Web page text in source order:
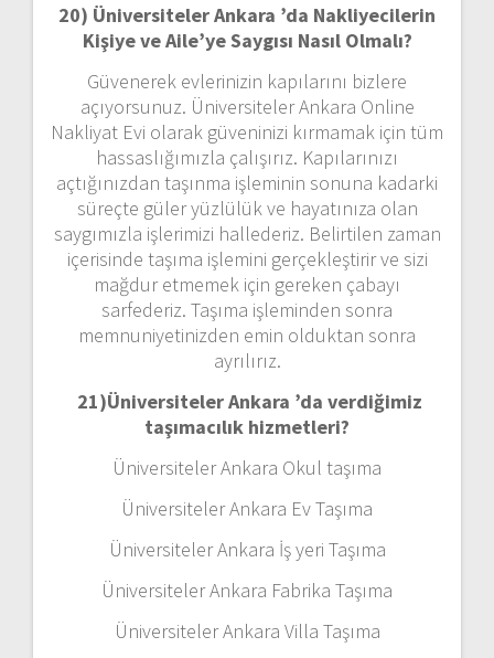
20) Üniversiteler Ankara ’da Nakliyecilerin
Kişiye ve Aile’ye Saygısı Nasıl Olmalı?
Güvenerek evlerinizin kapılarını bizlere
açıyorsunuz. Üniversiteler Ankara Online
Nakliyat Evi olarak güveninizi kırmamak için tüm
hassaslığımızla çalışırız. Kapılarınızı
açtığınızdan taşınma işleminin sonuna kadarki
süreçte güler yüzlülük ve hayatınıza olan
saygımızla işlerimizi hallederiz. Belirtilen zaman
içerisinde taşıma işlemini gerçekleştirir ve sizi
mağdur etmemek için gereken çabayı
sarfederiz. Taşıma işleminden sonra
memnuniyetinizden emin olduktan sonra
ayrılırız.
21)Üniversiteler Ankara ’da verdiğimiz
taşımacılık hizmetleri?
Üniversiteler Ankara Okul taşıma
Üniversiteler Ankara Ev Taşıma
Üniversiteler Ankara İş yeri Taşıma
Üniversiteler Ankara Fabrika Taşıma
Üniversiteler Ankara Villa Taşıma